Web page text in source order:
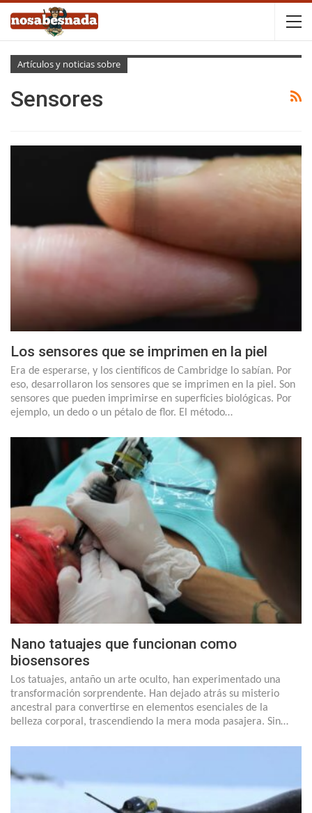
Artículos y noticias sobre
Sensores
Los sensores que se imprimen en la piel
Era de esperarse, y los científicos de Cambridge lo sabían. Por
eso, desarrollaron los sensores que se imprimen en la piel. Son
sensores que pueden imprimirse en superficies biológicas. Por
ejemplo, un dedo o un pétalo de flor. El método…
Nano tatuajes que funcionan como
biosensores
Los tatuajes, antaño un arte oculto, han experimentado una
transformación sorprendente. Han dejado atrás su misterio
ancestral para convertirse en elementos esenciales de la
belleza corporal, trascendiendo la mera moda pasajera. Sin…